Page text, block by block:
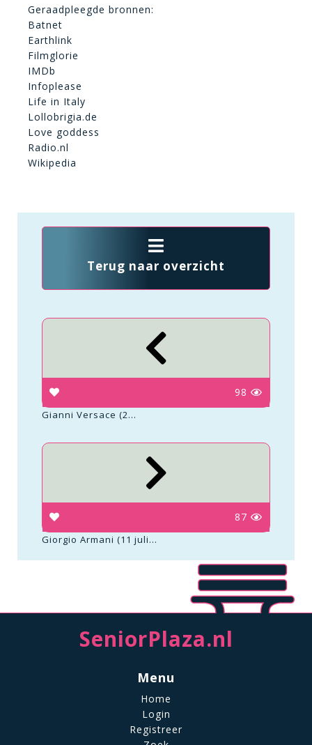
Geraadpleegde bronnen:
Batnet
Earthlink
Filmglorie
IMDb
Infoplease
Life in Italy
Lollobrigia.de
Love goddess
Radio.nl
Wikipedia
Terug naar overzicht
98
Gianni Versace (2...
87
Giorgio Armani (11 juli...
SeniorPlaza.nl
Menu
Home
Login
Registreer